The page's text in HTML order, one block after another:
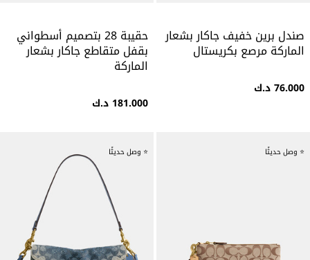
صندل برين خفيف جاكار بشعار
الماركة مرصع بكريستال
76.000 د.ك
حقيبة 28 بتصميم أسطواني
بقفل متقاطع جاكار بشعار
الماركة
181.000 د.ك
⭐ وصل حديثًا ⭐ وصل حديثًا